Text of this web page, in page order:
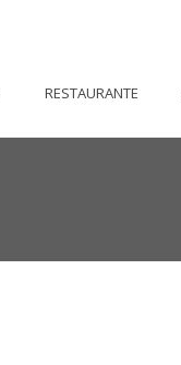
RESTAURANTE